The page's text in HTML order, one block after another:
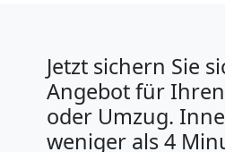
Jetzt sichern Sie
Angebot für
oder Umzug.
weniger als 4
Neustadt
Vereinsumzug